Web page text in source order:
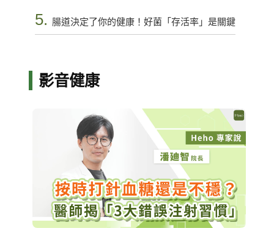
5. 腸道決定了你的健康！好菌「存活率」是關鍵
影音健康